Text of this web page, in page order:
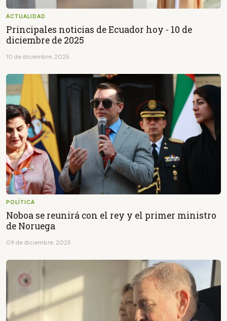
ACTUALIDAD
Principales noticias de Ecuador hoy - 10 de
diciembre de 2025
10 de diciembre, 2025
POLÍTICA
Noboa se reunirá con el rey y el primer ministro
de Noruega
09 de diciembre, 2025